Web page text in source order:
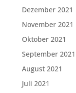
Dezember 2021
November 2021
Oktober 2021
September 2021
August 2021
Juli 2021